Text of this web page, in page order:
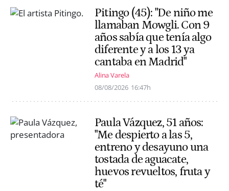
Pitingo (45): "De niño me
llamaban Mowgli. Con 9
años sabía que tenía algo
diferente y a los 13 ya
cantaba en Madrid"
Alina Varela
08/08/2026 16:47h
Paula Vázquez, 51 años:
"Me despierto a las 5,
entreno y desayuno una
tostada de aguacate,
huevos revueltos, fruta y
té"